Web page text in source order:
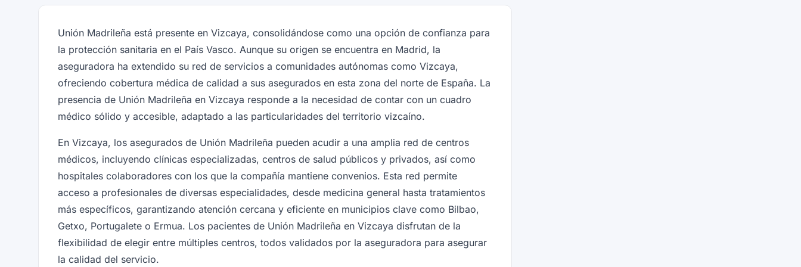
Unión Madrileña está presente en Vizcaya, consolidándose como una opción de confianza para
la protección sanitaria en el País Vasco. Aunque su origen se encuentra en Madrid, la
aseguradora ha extendido su red de servicios a comunidades autónomas como Vizcaya,
ofreciendo cobertura médica de calidad a sus asegurados en esta zona del norte de España. La
presencia de Unión Madrileña en Vizcaya responde a la necesidad de contar con un cuadro
médico sólido y accesible, adaptado a las particularidades del territorio vizcaíno.
En Vizcaya, los asegurados de Unión Madrileña pueden acudir a una amplia red de centros
médicos, incluyendo clínicas especializadas, centros de salud públicos y privados, así como
hospitales colaboradores con los que la compañía mantiene convenios. Esta red permite
acceso a profesionales de diversas especialidades, desde medicina general hasta tratamientos
más específicos, garantizando atención cercana y eficiente en municipios clave como Bilbao,
Getxo, Portugalete o Ermua. Los pacientes de Unión Madrileña en Vizcaya disfrutan de la
flexibilidad de elegir entre múltiples centros, todos validados por la aseguradora para asegurar
la calidad del servicio.